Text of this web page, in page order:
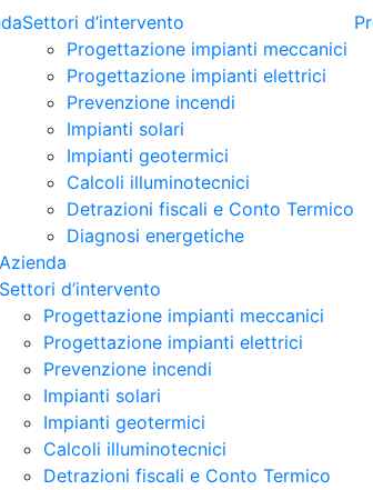
Settori d’intervento
Progettazione impianti meccanici
Progettazione impianti elettrici
Prevenzione incendi
Impianti solari
Impianti geotermici
Calcoli illuminotecnici
Detrazioni fiscali e Conto Termico
Diagnosi energetiche
Azienda
Settori d’intervento
Progettazione impianti meccanici
Progettazione impianti elettrici
Prevenzione incendi
Impianti solari
Impianti geotermici
Calcoli illuminotecnici
Detrazioni fiscali e Conto Termico